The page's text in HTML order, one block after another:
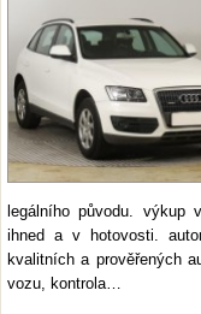
legálního původu. výkup
ihned a v hotovosti.
kvalitních a prověřených
vozu, kontrola…